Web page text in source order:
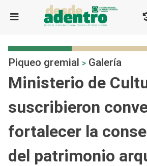
Piqueo gremial > Galería
Ministerio de
suscribieron
fortalecer la
del patrimonio